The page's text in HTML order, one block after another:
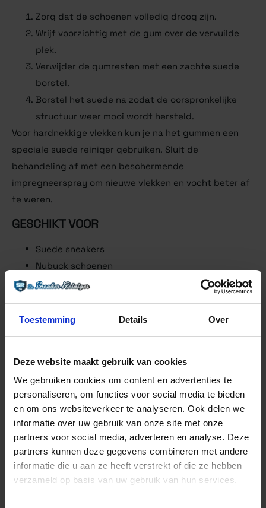
Toestemming Details Over
Deze website maakt gebruik van cookies
We gebruiken cookies om content en advertenties te
personaliseren, om functies voor social media te bieden
en om ons websiteverkeer te analyseren. Ook delen we
informatie over uw gebruik van onze site met onze
partners voor social media, adverteren en analyse. Deze
partners kunnen deze gegevens combineren met andere
informatie die u aan ze heeft verstrekt of die ze hebben
verzameld op basis van uw gebruik van hun services.
Zorg dat de schoenen volledig droog zijn.
Wrijf voorzichtig met de gum over de vervuilde
plek.
Verwijder de gumresten met een zachte suede
borstel.
Borstel het suede na zodat de oorspronkelijke
structuur weer mooi wordt hersteld.
Voor hardnekkige vlekken kun je na het gummen een
speciale suede reiniger gebruiken. Sluit de
behandeling af met een beschermende
impregneerspray om nieuwe vlekken en vocht beter af
te weren.
GESCHIKT VOOR
Suede sneakers
Nubuck schoenen
Suede laarzen
Niet geschikt voor glad leer, lakleer of canvas.
Inhoud:1 reinigingsgum.
VEELGESTELDE VRAGEN
Is deze gum ook geschikt voor gekleurd suede?
Jazeker, ook voor gekleurd suede is deze gum geschikt.